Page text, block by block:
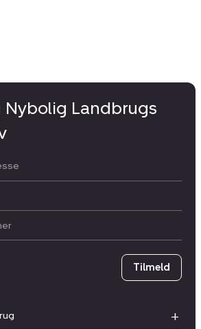
Nybolig Landbrugs
Tilmeld